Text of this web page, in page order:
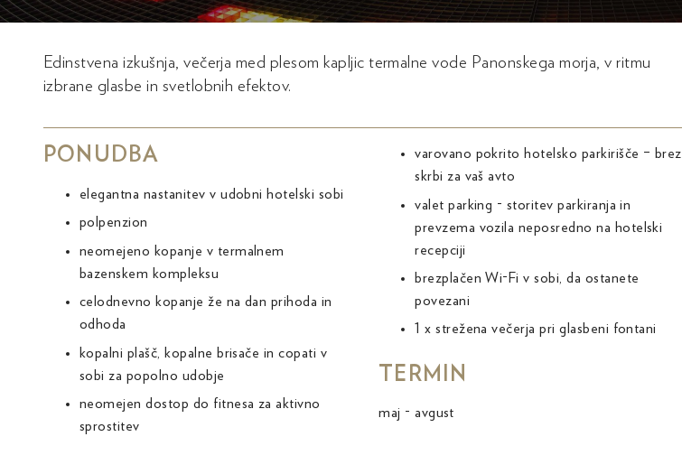
Edinstvena izkušnja, večerja med plesom kapljic termalne vode Panonskega morja, v ritmu
izbrane glasbe in svetlobnih efektov.
PONUDBA
elegantna nastanitev v udobni hotelski sobi
polpenzion
neomejeno kopanje v termalnem
bazenskem kompleksu
celodnevno kopanje že na dan prihoda in
odhoda
kopalni plašč, kopalne brisače in copati v
sobi za popolno udobje
neomejen dostop do fitnesa za aktivno
sprostitev
varovano pokrito hotelsko parkirišče – brez
skrbi za vaš avto
valet parking - storitev parkiranja in
prevzema vozila neposredno na hotelski
recepciji
brezplačen Wi-Fi v sobi, da ostanete
povezani
1 x strežena večerja pri glasbeni fontani
TERMIN
maj - avgust